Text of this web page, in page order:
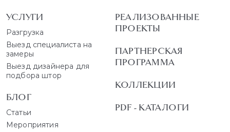
УСЛУГИ
Разгрузка
Выезд специалиста на
замеры
Выезд дизайнера для
подбора штор
БЛОГ
Статьи
Мероприятия
РЕАЛИЗОВАННЫЕ
ПРОЕКТЫ
ПАРТНЕРСКАЯ
ПРОГРАММА
КОЛЛЕКЦИИ
PDF - КАТАЛОГИ